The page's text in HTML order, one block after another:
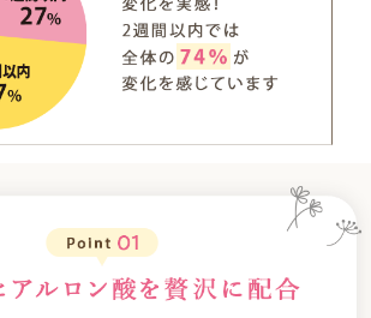
送料は、540円(